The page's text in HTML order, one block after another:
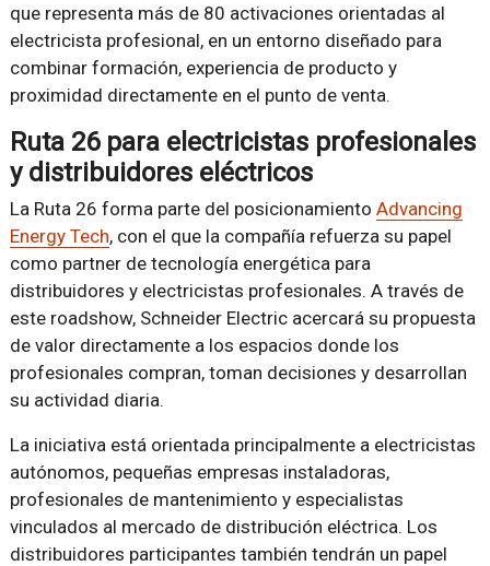
que representa más de 80 activaciones orientadas al
electricista profesional, en un entorno diseñado para
combinar formación, experiencia de producto y
proximidad directamente en el punto de venta.
Ruta 26 para electricistas profesionales
y distribuidores eléctricos
La Ruta 26 forma parte del posicionamiento Advancing
Energy Tech, con el que la compañía refuerza su papel
como partner de tecnología energética para
distribuidores y electricistas profesionales. A través de
este roadshow, Schneider Electric acercará su propuesta
de valor directamente a los espacios donde los
profesionales compran, toman decisiones y desarrollan
su actividad diaria.
La iniciativa está orientada principalmente a electricistas
autónomos, pequeñas empresas instaladoras,
profesionales de mantenimiento y especialistas
vinculados al mercado de distribución eléctrica. Los
distribuidores participantes también tendrán un papel